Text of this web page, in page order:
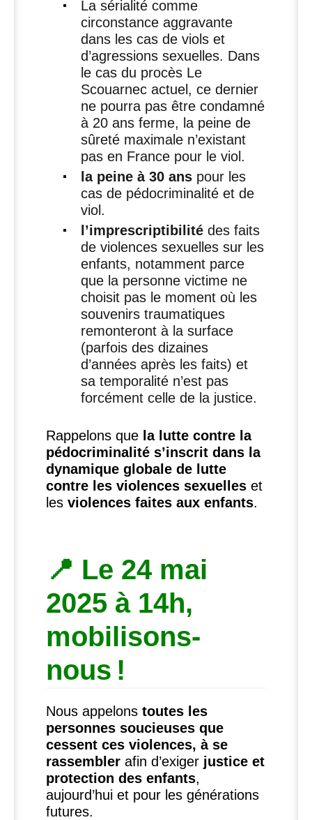
La sérialité comme
circonstance aggravante
dans les cas de viols et
d’agressions sexuelles. Dans
le cas du procès Le
Scouarnec actuel, ce dernier
ne pourra pas être condamné
à 20 ans ferme, la peine de
sûreté maximale n’existant
pas en France pour le viol.
la peine à 30 anspour les
cas de pédocriminalité et de
viol.
l’imprescriptibilitédes faits
de violences sexuelles sur les
enfants, notamment parce
que la personne victime ne
choisit pas le moment où les
souvenirs traumatiques
remonteront à la surface
(parfois des dizaines
d’années après les faits) et
sa temporalité n’est pas
forcément celle de la justice.
Rappelons quela lutte contre la
pédocriminalité s’inscrit dans la
dynamique globale de lutte
contre les violences sexuelleset
les violences faites aux enfants.
📍 Le 24 mai
2025 à 14h,
mobilisons-
nous !
Nous appelons toutes les
personnes soucieuses que
cessent ces violences, à se
rassemblerafin d’exiger justice et
protection des enfants,
aujourd’hui et pour les générations
futures.